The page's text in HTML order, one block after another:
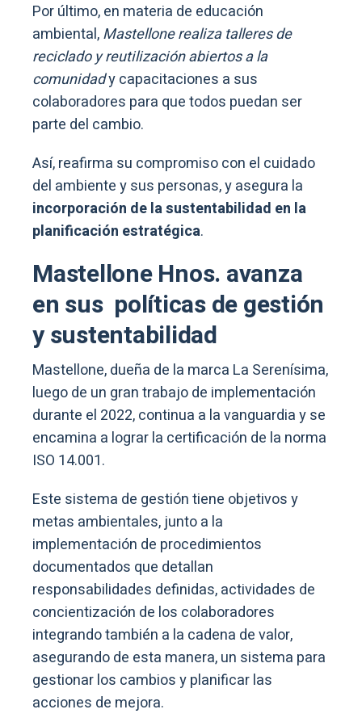
Por último, en materia de educación
ambiental,Mastellone realiza talleres de
reciclado y reutilización abiertos a la
comunidady capacitaciones a sus
colaboradores para que todos puedan ser
parte del cambio.
Así, reafirma su compromiso con el cuidado
del ambiente y sus personas, y asegura la
incorporación de la sustentabilidad en la
planificación estratégica.
Mastellone Hnos. avanza
en sus políticas de gestión
y sustentabilidad
Mastellone, dueña de la marca La Serenísima,
luego de un gran trabajo de implementación
durante el 2022, continua a la vanguardia y se
encamina a lograr la certificación de la norma
ISO 14.001.
Este sistema de gestión tiene objetivos y
metas ambientales, junto a la
implementación de procedimientos
documentados que detallan
responsabilidades definidas, actividades de
concientización de los colaboradores
integrando también a la cadena de valor,
asegurando de esta manera, un sistema para
gestionar los cambios y planificar las
acciones de mejora.